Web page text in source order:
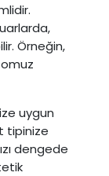
Örneğin,
uygun
tipinize
dengede